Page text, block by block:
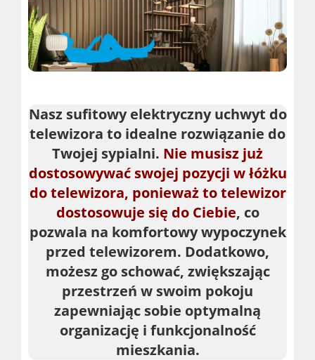
Nasz sufitowy elektryczny uchwyt do
telewizora to idealne rozwiązanie do
Twojej sypialni. Nie musisz już
dostosowywać swojej pozycji w łóżku
do telewizora, ponieważ to telewizor
dostosowuje się do Ciebie, co
pozwala na komfortowy wypoczynek
przed telewizorem. Dodatkowo,
możesz go schować, zwiększając
przestrzeń w swoim pokoju
zapewniając sobie optymalną
organizację i funkcjonalność
mieszkania.